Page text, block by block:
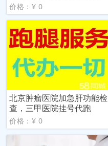
价格：¥ 0
北京肿瘤医院加急肝功能检
查，三甲医院挂号代跑
价格：¥ 0